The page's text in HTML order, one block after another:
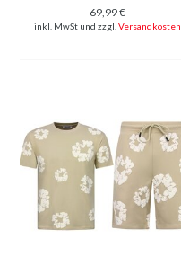
Blumenmuster –
Blumenanzug mit
Shorts, Herren-
69,99 €
inkl. MwSt und zzgl. Versandkosten